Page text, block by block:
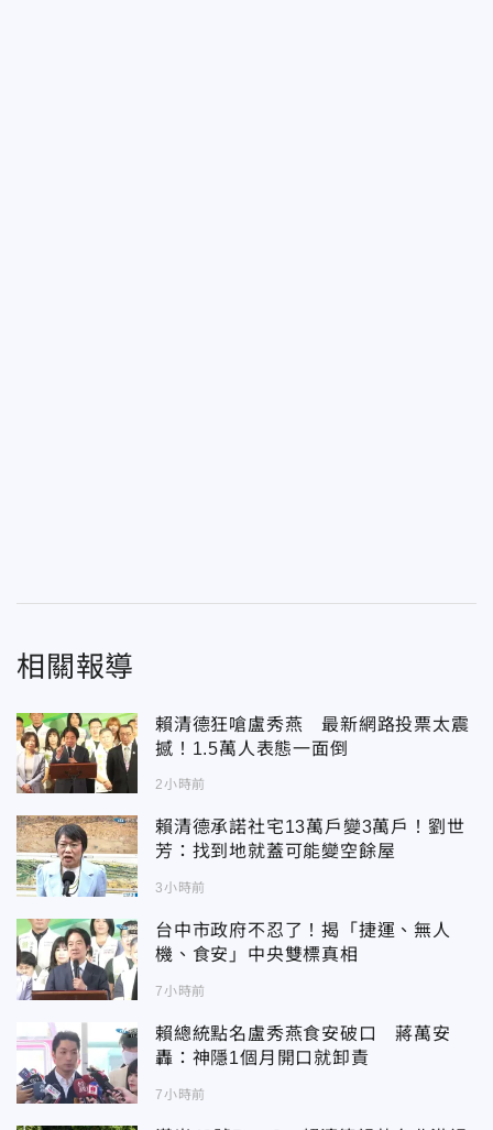
相關報導
賴清德狂嗆盧秀燕 最新網路投票太震
撼！1.5萬人表態一面倒
2小時前
賴清德承諾社宅13萬戶變3萬戶！劉世
芳：找到地就蓋可能變空餘屋
3小時前
台中市政府不忍了！揭「捷運、無人
機、食安」中央雙標真相
7小時前
賴總統點名盧秀燕食安破口 蔣萬安
轟：神隱1個月開口就卸責
7小時前